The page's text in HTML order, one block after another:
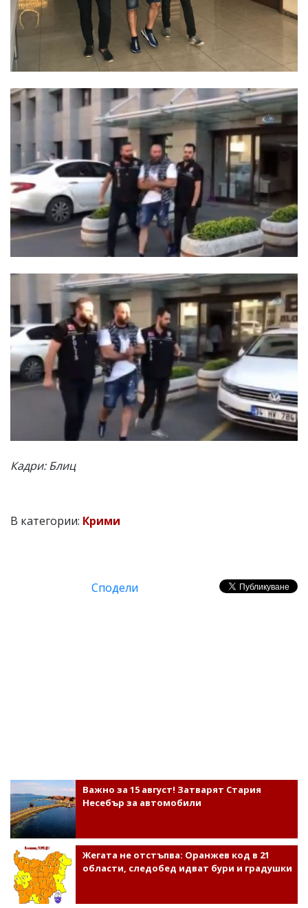
Кадри: Блиц
В категории: Крими
Сподели
Важно за 15 август! Затварят Стария
Несебър за автомобили
Жегата не отстъпва: Оранжев код в 21
области, следобед идват бури и градушки